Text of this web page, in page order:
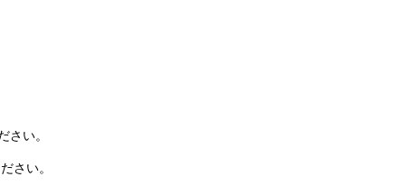
さい。
さい。